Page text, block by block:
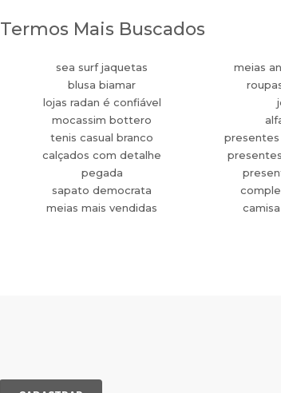
Termos Mais Buscados
sea surf jaquetas
blusa biamar
lojas radan é confiável
mocassim bottero
tenis casual branco
calçados com detalhe
pegada
sapato democrata
meias mais vendidas
meias
presentes